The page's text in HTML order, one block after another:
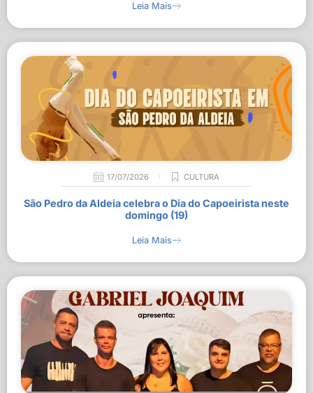
Leia Mais
17/07/2026 CULTURA
São Pedro da Aldeia celebra o Dia do Capoeirista neste
domingo (19)
Leia Mais